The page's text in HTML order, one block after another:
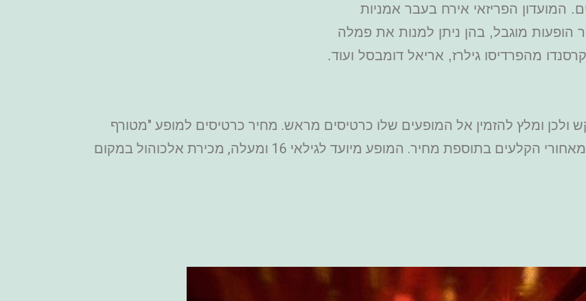
המועדון הפריזאי אירח בעבר אמניות
הופעות מוגבל, בהן ניתן למנות את פמלה
מהפרדיסו גילרז, אריאל דומבסל ועוד.
ולכן ומלץ להזמין אל המופעים שלו כרטיסים מראש. מחיר כרטיסים למופע "מטורף
לגמרי" החל מ-99 יורו. ניתן לקנות כרטיס כולל מאחורי הקלעים בתוספת מחיר. המופע מיועד לגילאי 16 ומעלה, מכירת אלכוהול במקום